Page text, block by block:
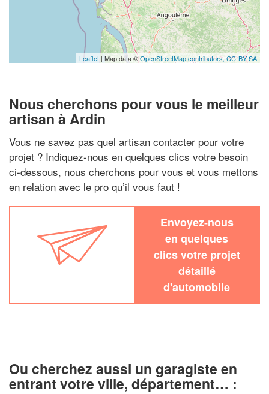
Leaflet | Map data ©OpenStreetMap contributors,CC-BY-SA
Nous cherchons pour vous le meilleur
artisan à Ardin
Vous ne savez pas quel artisan contacter pour votre
projet ? Indiquez-nous en quelques clics votre besoin
ci-dessous, nous cherchons pour vous et vous mettons
en relation avec le pro qu’il vous faut !
Envoyez-nous
en quelques
clics votre projet
détaillé
d'automobile
Ou cherchez aussi un garagiste en
entrant votre ville, département… :